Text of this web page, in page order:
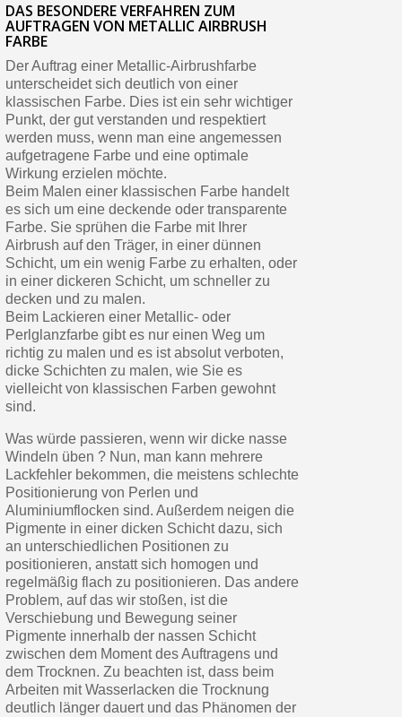
DAS BESONDERE VERFAHREN ZUM
AUFTRAGEN VON METALLIC AIRBRUSH
FARBE
Der Auftrag einer Metallic-Airbrushfarbe
unterscheidet sich deutlich von einer
klassischen Farbe. Dies ist ein sehr wichtiger
Punkt, der gut verstanden und respektiert
werden muss, wenn man eine angemessen
aufgetragene Farbe und eine optimale
Wirkung erzielen möchte.
Beim Malen einer klassischen Farbe handelt
es sich um eine deckende oder transparente
Farbe. Sie sprühen die Farbe mit Ihrer
Airbrush auf den Träger, in einer dünnen
Schicht, um ein wenig Farbe zu erhalten, oder
in einer dickeren Schicht, um schneller zu
decken und zu malen.
Beim Lackieren einer Metallic- oder
Perlglanzfarbe gibt es nur einen Weg um
richtig zu malen und es ist absolut verboten,
dicke Schichten zu malen, wie Sie es
vielleicht von klassischen Farben gewohnt
sind.
Was würde passieren, wenn wir dicke nasse
Windeln üben ? Nun, man kann mehrere
Lackfehler bekommen, die meistens schlechte
Positionierung von Perlen und
Aluminiumflocken sind. Außerdem neigen die
Pigmente in einer dicken Schicht dazu, sich
an unterschiedlichen Positionen zu
positionieren, anstatt sich homogen und
regelmäßig flach zu positionieren. Das andere
Problem, auf das wir stoßen, ist die
Verschiebung und Bewegung seiner
Pigmente innerhalb der nassen Schicht
zwischen dem Moment des Auftragens und
dem Trocknen. Zu beachten ist, dass beim
Arbeiten mit Wasserlacken die Trocknung
deutlich länger dauert und das Phänomen der